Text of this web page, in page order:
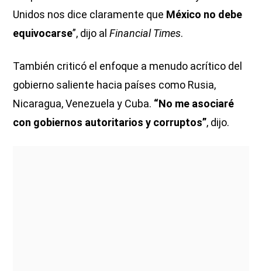
Unidos nos dice claramente que México no debe
equivocarse”, dijo alFinancial Times.
También criticó el enfoque a menudo acrítico del
gobierno saliente hacia países como Rusia,
Nicaragua, Venezuela y Cuba. “No me asociaré
con gobiernos autoritarios y corruptos”, dijo.